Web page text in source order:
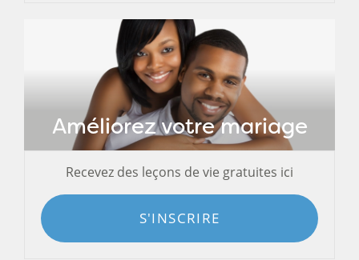
Améliorez votre mariage
Recevez des leçons de vie gratuites ici
S'INSCRIRE